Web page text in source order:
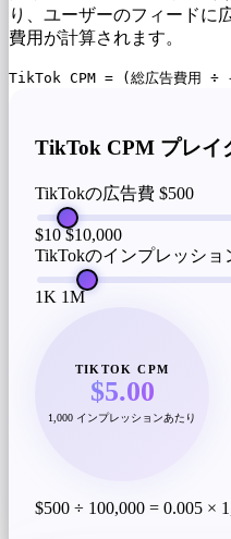
り、ユーザーのフィードに
費用が計算されます。
TikTok CPM = (総広告費用 ÷
TikTok CPM プレイ
TikTokの広告費 $500
$10 $10,000
TikTokのインプレッショ
1K 1M
TIKTOK CPM
$5.00
1,000 インプレッションあたり
$500 ÷ 100,000 = 0.005 ×